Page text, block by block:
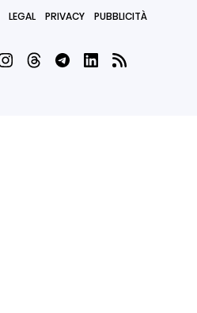
LEGAL PRIVACY PUBBLICITÀ